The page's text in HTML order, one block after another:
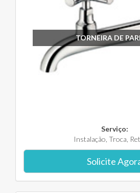
TORNEIRA DE
Serviço:
Instalação, Troca,
Solicite